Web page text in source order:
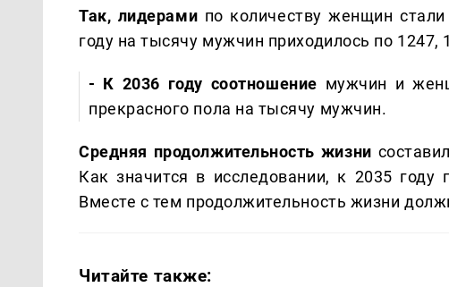
Так, лидерами по количеству женщин
году на тысячу мужчин приходилось по
- К 2036 году соотношение мужчин и
прекрасного пола на тысячу мужчин.
Средняя продолжительность жизни
Как значится в исследовании, к 2035
Вместе с тем продолжительность жизни
Читайте также: